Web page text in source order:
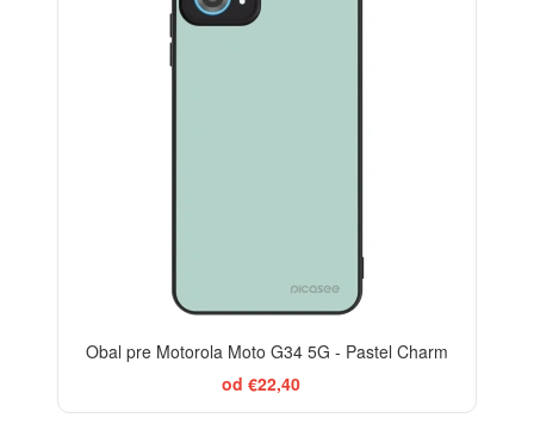
Obal pre Motorola Moto G34 5G - Pastel Charm
od €22,40